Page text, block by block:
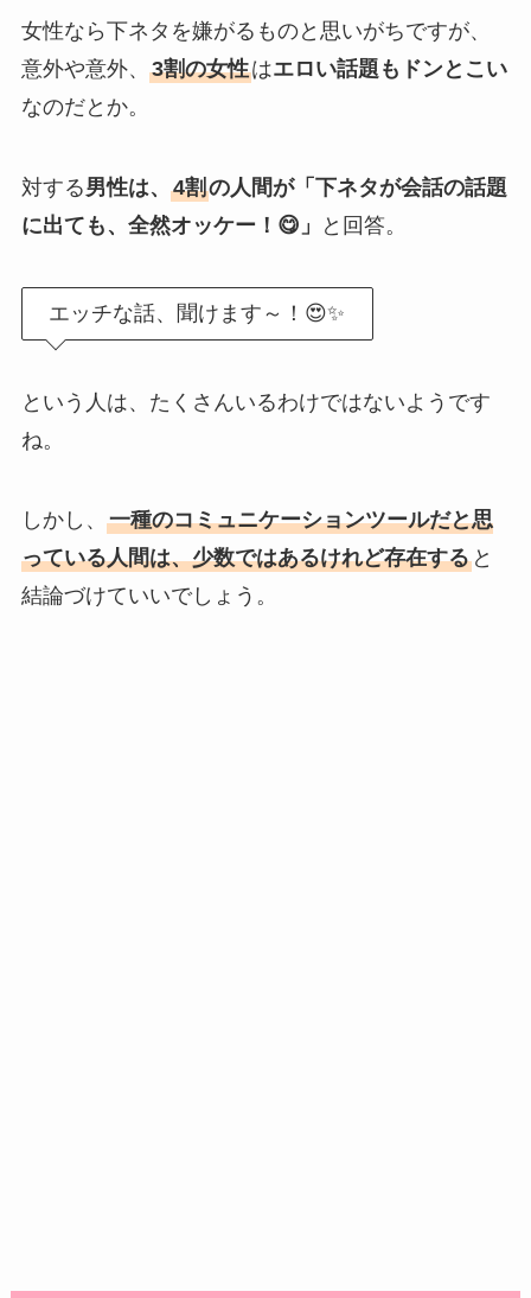
女性なら下ネタを嫌がるものと思いがちですが、
意外や意外、 3割の女性はエロい話題もドンとこい
なのだとか。
対する男性は、 4割の人間が「下ネタが会話の話題
に出ても、全然オッケー！😋」
と回答。
エッチな話、聞けます～！😍✨
という人は、たくさんいるわけではないようです
ね。
しかし、 一種のコミュニケーションツールだと思
っている人間は、少数ではあるけれど存在すると
結論づけていいでしょう。